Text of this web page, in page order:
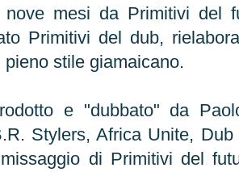
mesi da Primitivi del
Primitivi del dub,
pieno stile giamaicano.
e "dubbato" da
Stylers, Africa Unite,
di Primitivi del